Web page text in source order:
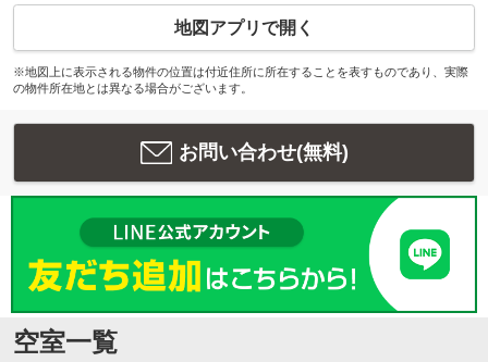
地図アプリで開く
※地図上に表示される物件の位置は付近住所に所在することを表すものであり、実際
の物件所在地とは異なる場合がございます。
お問い合わせ(無料)
空室一覧